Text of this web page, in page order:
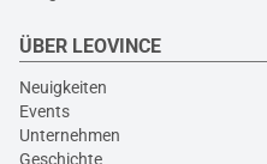
ÜBER LEOVINCE
Neuigkeiten
Events
Unternehmen
Geschichte